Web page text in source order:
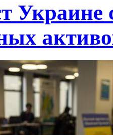
Украине